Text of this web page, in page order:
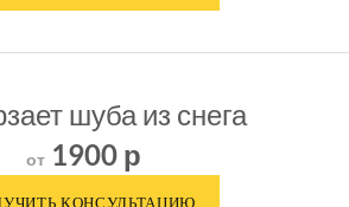
шуба из снега
от1900 р